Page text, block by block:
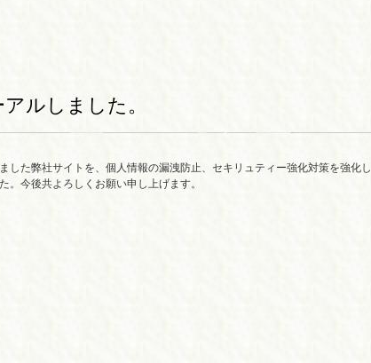
ルしました。
した弊社サイトを、個人情報の漏洩防止、セキリュティー強化対策を強化し
。今後共よろしくお願い申し上げます。